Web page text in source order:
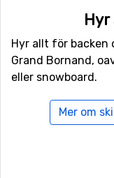
Skidorten är
många
mycket att
avancerade pister
skidresa är ofta
att börja lära sig
Hyr allt för backen
Grand Bornand,
eller snowboard.
Mer om